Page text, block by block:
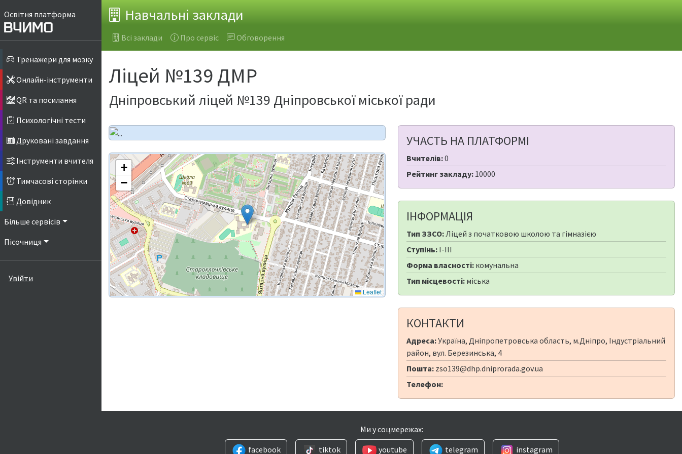
Освітня платформа
Тренажери для мозку
Онлайн-інструменти
QR та посилання
Психологічні тести
Друковані завдання
Інструменти вчителя
Тимчасові сторінки
Довідник
Більше сервісів
Пісочниця
Увійти
Навчальні заклади
Всі заклади Про сервіс Обговорення
Ліцей №139 ДМР
Дніпровський ліцей №139 Дніпровської міської ради
+
−
Leaflet
УЧАСТЬ НА ПЛАТФОРМІ
Вчителів:0
Рейтинг закладу: 10000
ІНФОРМАЦІЯ
Тип ЗЗСО:Ліцей з початковою школою та гімназією
Ступінь: I-III
Форма власності: комунальна
Тип місцевості: міська
КОНТАКТИ
Адреса:Україна, Дніпропетровська область, м.Дніпро, Індустріальний
район, вул. Березинська, 4
Пошта: zso139@dhp.dniprorada.gov.ua
Телефон:
Ми у соцмережах:
facebook
tiktok youtube telegram instagram